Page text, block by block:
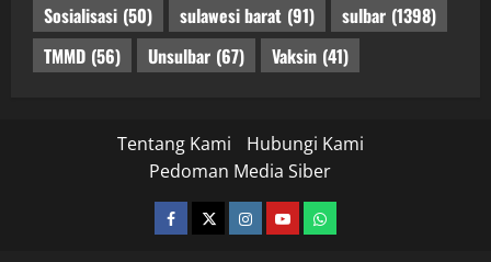
Sosialisasi (50) sulawesi barat (91) sulbar (1398)
TMMD (56) Unsulbar (67) Vaksin (41)
Tentang Kami
Hubungi Kami
Pedoman Media Siber
facebooktwitterinstagram.com
youtubewhatsapp